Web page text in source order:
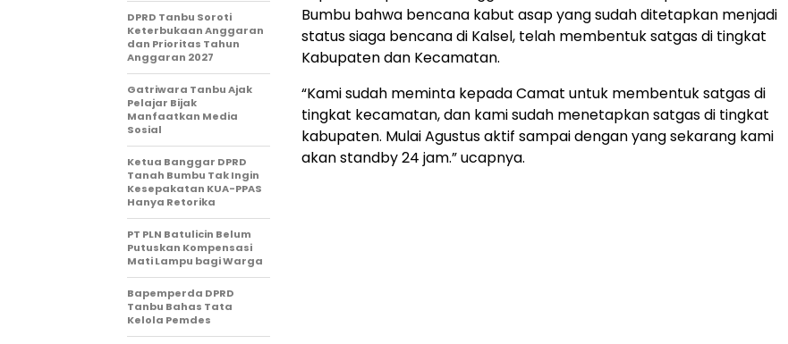
Bumbu bahwa bencana kabut asap yang sudah ditetapkan menjadi
status siaga bencana di Kalsel, telah membentuk satgas di tingkat
Kabupaten dan Kecamatan.
“Kami sudah meminta kepada Camat untuk membentuk satgas di
tingkat kecamatan, dan kami sudah menetapkan satgas di tingkat
kabupaten. Mulai Agustus aktif sampai dengan yang sekarang kami
akan standby 24 jam.” ucapnya.
DPRD Tanbu Soroti
Keterbukaan Anggaran
dan Prioritas Tahun
Anggaran 2027
Gatriwara Tanbu Ajak
Pelajar Bijak
Manfaatkan Media
Sosial
Ketua Banggar DPRD
Tanah Bumbu Tak Ingin
Kesepakatan KUA-PPAS
Hanya Retorika
PT PLN Batulicin Belum
Putuskan Kompensasi
Mati Lampu bagi Warga
Bapemperda DPRD
Tanbu Bahas Tata
Kelola Pemdes